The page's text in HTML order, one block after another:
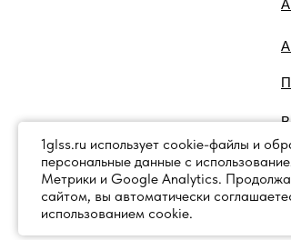
1glss.ru использует cookie-файлы и
персональные данные с
Метрики и Google Analytics.
сайтом, вы автоматически
использованием cookie.